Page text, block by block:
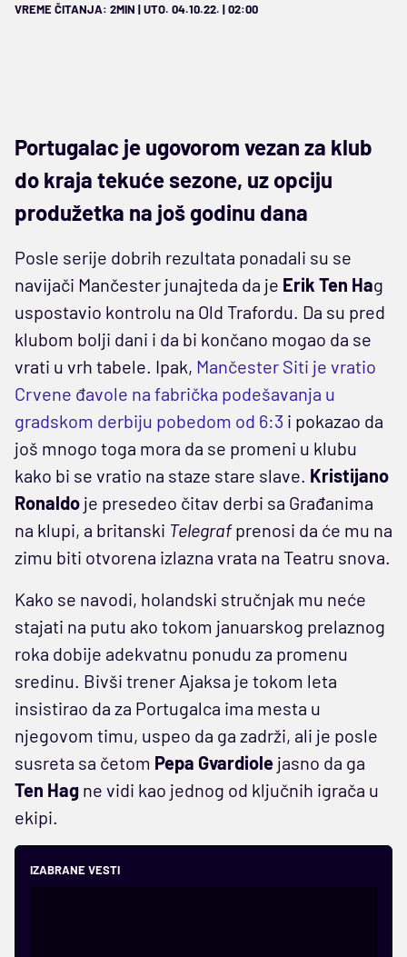
VREME ČITANJA: 2MIN | UTO. 04.10.22. | 02:00
Portugalac je ugovorom vezan za klub
do kraja tekuće sezone, uz opciju
produžetka na još godinu dana
Posle serije dobrih rezultata ponadali su se
navijači Mančester junajteda da je Erik Ten Hag
uspostavio kontrolu na Old Trafordu. Da su pred
klubom bolji dani i da bi končano mogao da se
vrati u vrh tabele. Ipak, Mančester Siti je vratio
Crvene đavole na fabrička podešavanja u
gradskom derbiju pobedom od 6:3 i pokazao da
još mnogo toga mora da se promeni u klubu
kako bi se vratio na staze stare slave. Kristijano
Ronaldo je presedeo čitav derbi sa Građanima
na klupi, a britanski Telegrafprenosi da će mu na
zimu biti otvorena izlazna vrata na Teatru snova.
Kako se navodi, holandski stručnjak mu neće
stajati na putu ako tokom januarskog prelaznog
roka dobije adekvatnu ponudu za promenu
sredinu. Bivši trener Ajaksa je tokom leta
insistirao da za Portugalca ima mesta u
njegovom timu, uspeo da ga zadrži, ali je posle
susreta sa četom Pepa Gvardiole jasno da ga
Ten Hag ne vidi kao jednog od ključnih igrača u
ekipi.
IZABRANE VESTI